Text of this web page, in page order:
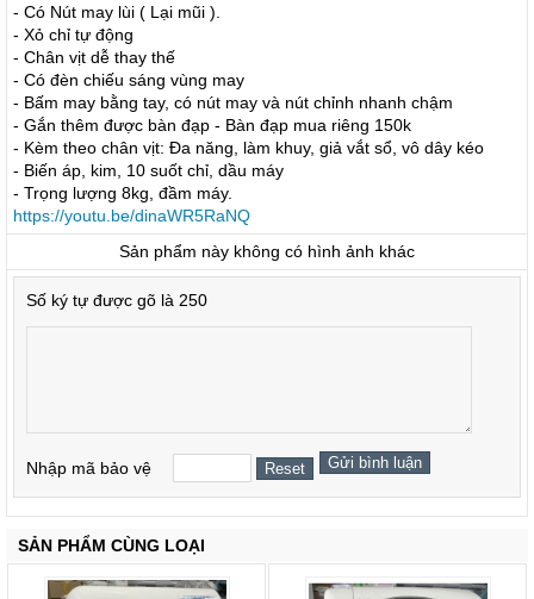
- Có Nút may lùi ( Lại mũi ).
- Xỏ chỉ tự động
- Chân vịt dễ thay thế
- Có đèn chiếu sáng vùng may
- Bấm may bằng tay, có nút may và nút chỉnh nhanh chậm
- Gắn thêm được bàn đạp - Bàn đạp mua riêng 150k
- Kèm theo chân vịt: Đa năng, làm khuy, giả vắt sổ, vô dây kéo
- Biến áp, kim, 10 suốt chỉ, dầu máy
- Trọng lượng 8kg, đầm máy.
https://youtu.be/dinaWR5RaNQ
Sản phẩm này không có hình ảnh khác
Số ký tự được gõ là 250
Nhập mã bảo vệ
SẢN PHẨM CÙNG LOẠI